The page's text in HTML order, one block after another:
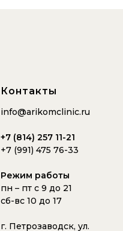
Контакты
info@arikomclinic.ru
+7 (814) 257 11-21
+7 (991) 475 76-33
Режим работы
пн – пт с 9 до 21
сб-вс 10 до 17
г. Петрозаводск, ул.